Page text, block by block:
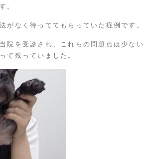
。
がなく待っててもらっていた症例です。
院を受診され、これらの問題点は少ない
て残っていました。